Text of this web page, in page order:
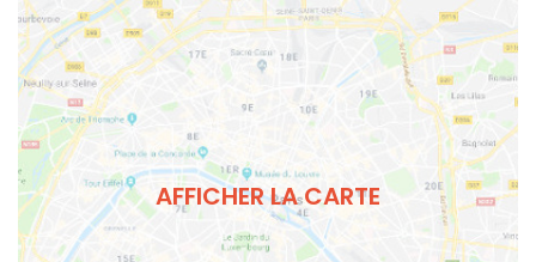
AFFICHER LA CARTE